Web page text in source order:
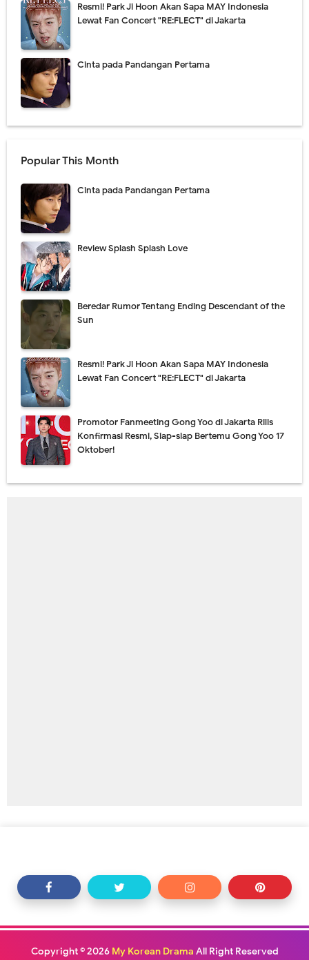
Resmi! Park Ji Hoon Akan Sapa MAY Indonesia
Lewat Fan Concert "RE:FLECT" di Jakarta
Cinta pada Pandangan Pertama
Popular This Month
Cinta pada Pandangan Pertama
Review Splash Splash Love
Beredar Rumor Tentang Ending Descendant of the
Sun
Resmi! Park Ji Hoon Akan Sapa MAY Indonesia
Lewat Fan Concert "RE:FLECT" di Jakarta
Promotor Fanmeeting Gong Yoo di Jakarta Rilis
Konfirmasi Resmi, Siap-siap Bertemu Gong Yoo 17
Oktober!
Copyright ©2026 My Korean Drama All Right Reserved